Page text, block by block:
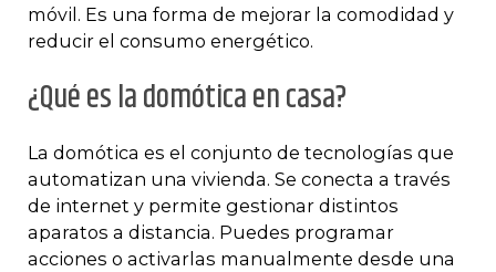
móvil. Es una forma de mejorar la comodidad y
reducir el consumo energético.
¿Qué es la domótica en casa?
La domótica es el conjunto de tecnologías que
automatizan una vivienda. Se conecta a través
de internet y permite gestionar distintos
aparatos a distancia. Puedes programar
acciones o activarlas manualmente desde una